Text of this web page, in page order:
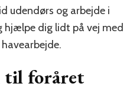
udendørs og arbejde i
dig lidt på vej med
til foråret